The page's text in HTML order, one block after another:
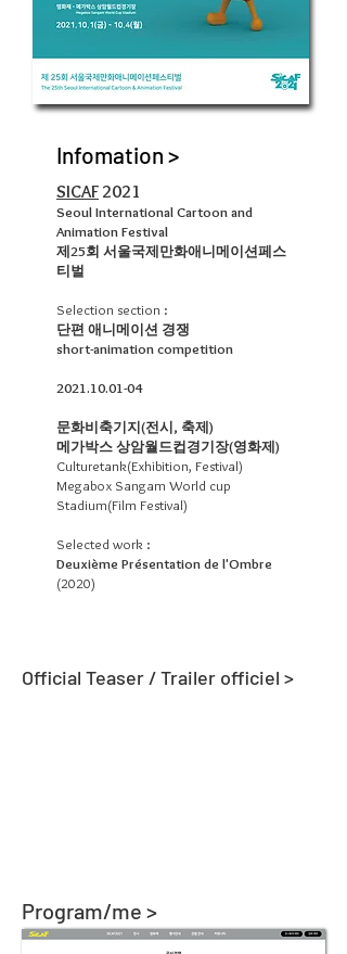
Infomation >
SICAF 2021
Seoul International Cartoon and
Animation Festival
제25회 서울국제만화애니메이션페스
티벌
Selection section :
단편 애니메이션 경쟁
short-animation competition
2021.10.01-04
문화비축기지(전시, 축제)
메가박스 상암월드컵경기장(영화제)
Culturetank(Exhibition, Festival)
Megabox Sangam World cup
Stadium(Film Festival)
Selected work :
Deuxième Présentation de l'Ombre
(2020)
Official Teaser / Trailer officiel >
Program/me >